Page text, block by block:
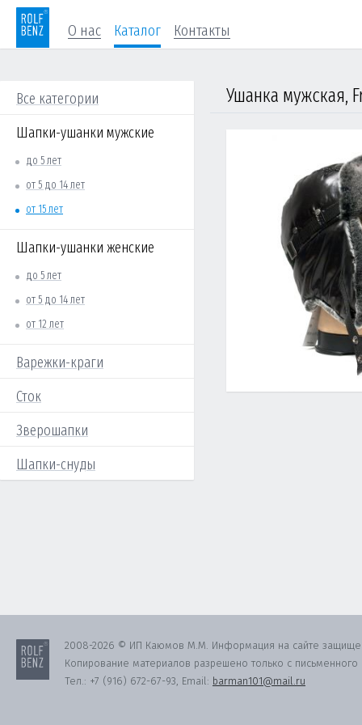
О нас Каталог Контакты
Все категории
Шапки-ушанки мужские
до 5 лет
от 5 до 14 лет
от 15 лет
Шапки-ушанки женские
до 5 лет
от 5 до 14 лет
от 12 лет
Варежки-краги
Сток
Зверошапки
Шапки-снуды
Ушанка мужская,
2008-2026 © ИП Каюмов М.М. Информация на сайте
Копирование материалов разрешено только с письменного
Тел.: +7 (916) 672-67-93, Email: barman101@mail.ru